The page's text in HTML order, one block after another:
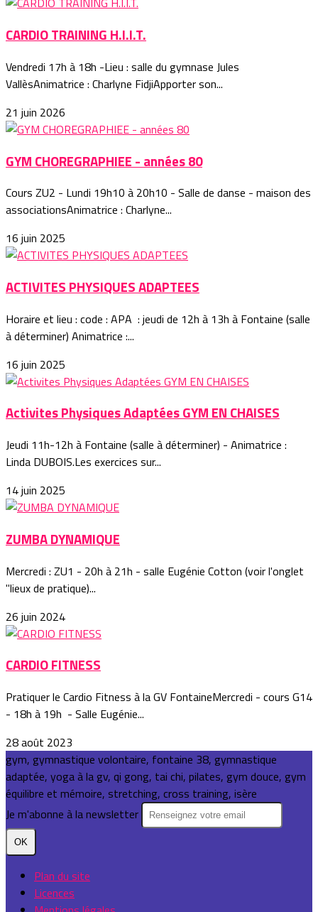
CARDIO TRAINING H.I.I.T.
Vendredi 17h à 18h -Lieu : salle du gymnase Jules
VallèsAnimatrice : Charlyne FidjiApporter son...
21 juin 2026
GYM CHOREGRAPHIEE - années 80
Cours ZU2 - Lundi 19h10 à 20h10 - Salle de danse - maison des
associationsAnimatrice : Charlyne...
16 juin 2025
ACTIVITES PHYSIQUES ADAPTEES
Horaire et lieu : code : APA : jeudi de 12h à 13h à Fontaine (salle
à déterminer) Animatrice :...
16 juin 2025
Activites Physiques Adaptées GYM EN CHAISES
Jeudi 11h-12h à Fontaine (salle à déterminer) - Animatrice :
Linda DUBOIS.Les exercices sur...
14 juin 2025
ZUMBA DYNAMIQUE
Mercredi : ZU1 - 20h à 21h - salle Eugénie Cotton (voir l'onglet
"lieux de pratique)...
26 juin 2024
CARDIO FITNESS
Pratiquer le Cardio Fitness à la GV FontaineMercredi - cours G14
- 18h à 19h - Salle Eugénie...
28 août 2023
gym, gymnastique volontaire, fontaine 38, gymnastique
adaptée, yoga à la gv, qi gong, tai chi, pilates, gym douce, gym
équilibre et mémoire, stretching, cross training, isère
Je m'abonne à la newsletter
OK
Plan du site
Licences